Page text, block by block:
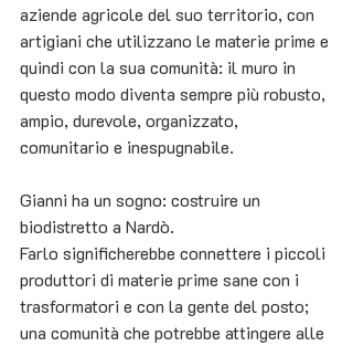
aziende agricole del suo territorio, con
artigiani che utilizzano le materie prime e
quindi con la sua comunità: il muro in
questo modo diventa sempre più robusto,
ampio, durevole, organizzato,
comunitario e inespugnabile.
Gianni ha un sogno: costruire un
biodistretto a Nardò.
Farlo significherebbe connettere i piccoli
produttori di materie prime sane con i
trasformatori e con la gente del posto;
una comunità che potrebbe attingere alle